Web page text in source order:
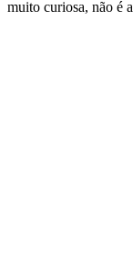
muito curiosa, não é